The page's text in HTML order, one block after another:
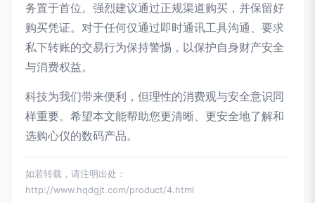
务置于首位。强烈建议通过正规渠道购买，并保留好
购买凭证。对于任何仅通过即时通讯工具沟通、要求
私下转账的交易行为保持警惕，以保护自身财产安全
与消费权益。
科技为我们带来便利，但理性的消费观与安全意识同
样重要。希望本文能帮助您更清晰、更安全地了解和
选购心仪的数码产品。
如若转载，请注明出处：
http://www.hqdgjt.com/product/4.html